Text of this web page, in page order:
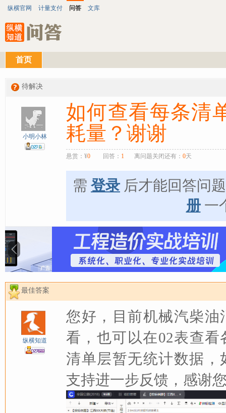
纵横官网 计量支付 问答 文库
首页
待解决
小明小林
如何查看每条清
耗量？谢谢
悬赏：¥0 回答： 1 离问题关闭还有： 0天
需 登录 后才能回答问
册一
最佳答案
纵横知道
您好，目前机械汽柴油
看，也可以在02表查
清单层暂无统计数据，
支持进一步反馈，感谢